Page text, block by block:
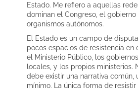
Estado. Me refiero a aquellas
dominan el Congreso, el
organismos autónomos.
El Estado es un campo de
pocos espacios de resistencia en
el Ministerio Público, los
locales, y los propios ministerios.
debe existir una narrativa común,
mínimo. La única forma de